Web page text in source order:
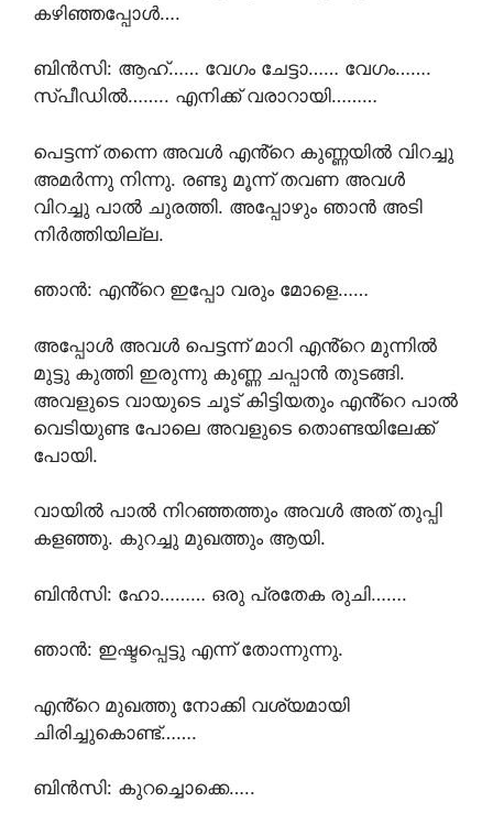
കഴിഞ്ഞപ്പോൾ….
ബിൻസി: ആഹ്…… വേഗം ചേട്ടാ…… വേഗം…….
സ്പീഡിൽ…….. എനിക്ക് വരാറായി………
പെട്ടന്ന് തന്നെ അവൾ എൻ്റെ കുണ്ണയിൽ വിറച്ചു
അമർന്നു നിന്നു. രണ്ടു മൂന്ന് തവണ അവൾ
വിറച്ചു പാൽ ചുരത്തി. അപ്പോഴും ഞാൻ അടി
നിർത്തിയില്ല.
ഞാൻ: എൻ്റെ ഇപ്പോ വരും മോളെ……
അപ്പോൾ അവൾ പെട്ടന്ന് മാറി എൻ്റെ മുന്നിൽ
മുട്ടു കുത്തി ഇരുന്നു കുണ്ണ ചപ്പാൻ തുടങ്ങി.
അവളുടെ വായുടെ ചൂട് കിട്ടിയതും എൻ്റെ പാൽ
വെടിയുണ്ട പോലെ അവളുടെ തൊണ്ടയിലേക്ക്
പോയി.
വായിൽ പാൽ നിറഞ്ഞത്തും അവൾ അത് തുപ്പി
കളഞ്ഞു. കുറച്ചു മുഖത്തും ആയി.
ബിൻസി: ഹോ……… ഒരു പ്രതേക രുചി…….
ഞാൻ: ഇഷ്ടപ്പെട്ടു എന്ന് തോന്നുന്നു.
എൻ്റെ മുഖത്തു നോക്കി വശ്യമായി
ചിരിച്ചുകൊണ്ട്…….
ബിൻസി: കുറച്ചൊക്കെ…..